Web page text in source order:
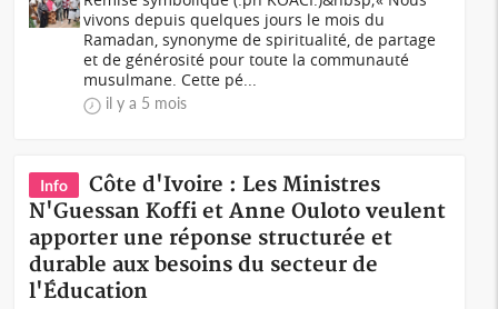
vivons depuis quelques jours le mois du
Ramadan, synonyme de spiritualité, de partage
et de générosité pour toute la communauté
musulmane. Cette pé...
il y a 5 mois
Info
Côte d'Ivoire : Les Ministres
N'Guessan Koffi et Anne Ouloto veulent
apporter une réponse structurée et
durable aux besoins du secteur de
l'Éducation